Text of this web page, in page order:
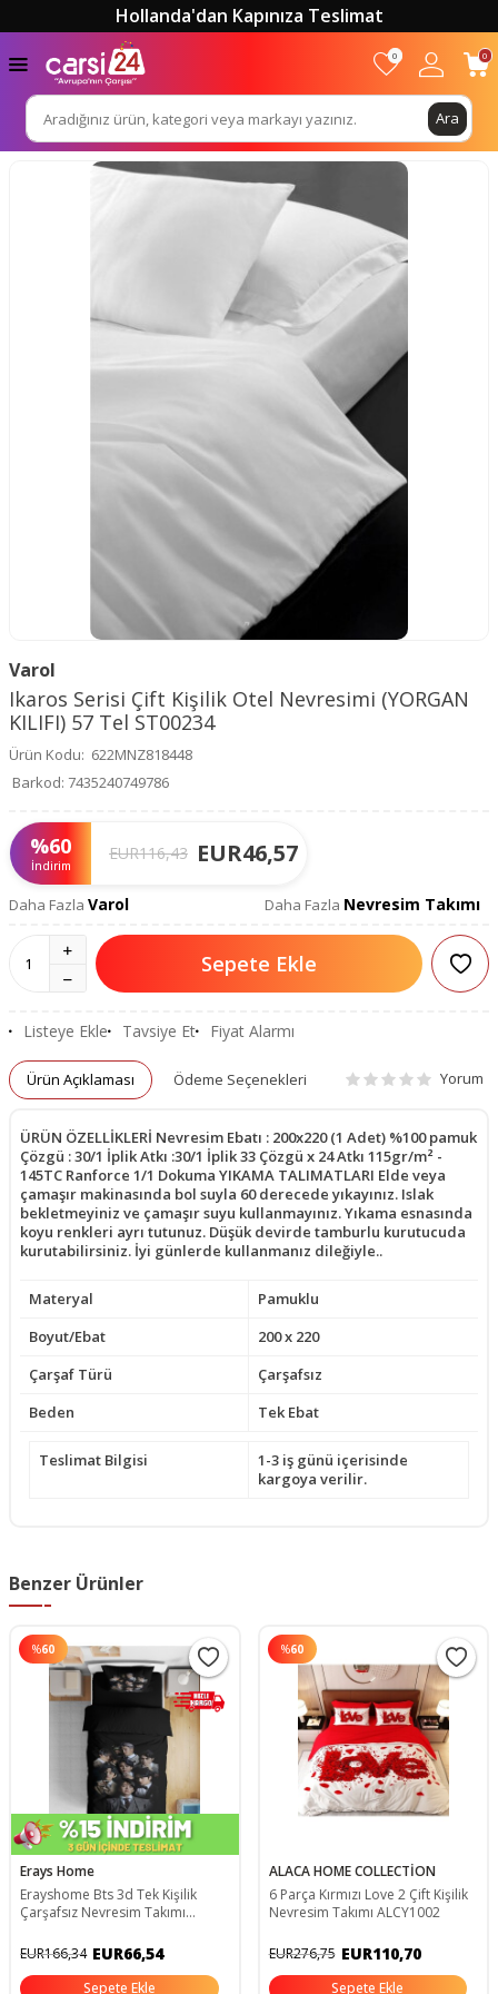
Hollanda'dan Kapınıza Teslimat
Ara
0 0
Varol
Ikaros Serisi Çift Kişilik Otel Nevresimi (YORGAN
KILIFI) 57 Tel ST00234
Ürün Kodu: 622MNZ818448
Barkod: 7435240749786
%60
İndirim
EUR116,43 EUR46,57
Daha Fazla Varol Daha Fazla Nevresim Takımı
Sepete Ekle
Listeye Ekle Tavsiye Et Fiyat Alarmı
Ürün Açıklaması Ödeme Seçenekleri Yorum
ÜRÜN ÖZELLİKLERİ Nevresim Ebatı : 200x220 (1 Adet) %100 pamuk
Çözgü : 30/1 İplik Atkı :30/1 İplik 33 Çözgü x 24 Atkı 115gr/m² -
145TC Ranforce 1/1 Dokuma YIKAMA TALIMATLARI Elde veya
çamaşır makinasında bol suyla 60 derecede yıkayınız. Islak
bekletmeyiniz ve çamaşır suyu kullanmayınız. Yıkama esnasında
koyu renkleri ayrı tutunuz. Düşük devirde tamburlu kurutucuda
kurutabilirsiniz. İyi günlerde kullanmanız dileğiyle..
Materyal
Pamuklu
Boyut/Ebat
200 x 220
Çarşaf Türü
Çarşafsız
Beden
Tek Ebat
Teslimat Bilgisi
1-3 iş günü içerisinde
kargoya verilir.
Benzer Ürünler
%60
Erays Home
Erayshome Bts 3d Tek Kişilik
Çarşafsız Nevresim Takımı
EUR166,34 EUR66,54
Sepete Ekle
%60
ALACA HOME COLLECTİON
6 Parça Kırmızı Love 2 Çift Kişilik
Nevresim Takımı ALCY1002
EUR276,75 EUR110,70
Sepete Ekle